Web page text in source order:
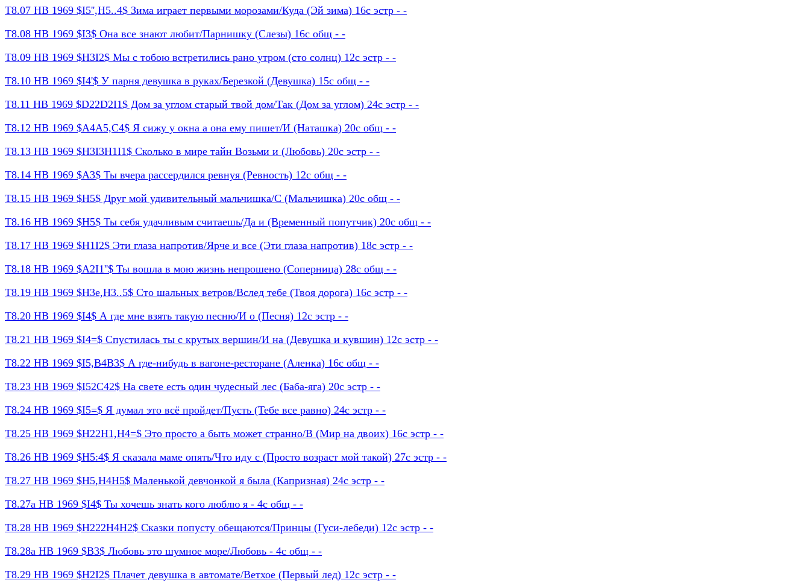
Т8.07 НВ 1969 $I5'',H5..4$ Зима играет первыми морозами/Куда (Эй зима) 16с эстр - -
Т8.08 НВ 1969 $I3$ Она все знают любит/Парнишку (Слезы) 16с общ - -
Т8.09 НВ 1969 $H3I2$ Мы с тобою встретились рано утром (сто солнц) 12с эстр - -
Т8.10 НВ 1969 $I4'$ У парня девушка в руках/Березкой (Девушка) 15с общ - -
Т8.11 НВ 1969 $D22D2I1$ Дом за углом старый твой дом/Так (Дом за углом) 24с эстр - -
Т8.12 НВ 1969 $A4A5,C4$ Я сижу у окна а она ему пишет/И (Наташка) 20с общ - -
Т8.13 НВ 1969 $H3I3H1I1$ Сколько в мире тайн Возьми и (Любовь) 20с эстр - -
Т8.14 НВ 1969 $A3$ Ты вчера рассердился ревнуя (Ревность) 12с общ - -
Т8.15 НВ 1969 $H5$ Друг мой удивительный мальчишка/С (Мальчишка) 20с общ - -
Т8.16 НВ 1969 $H5$ Ты себя удачливым считаешь/Да и (Временный попутчик) 20с общ - -
Т8.17 НВ 1969 $H1I2$ Эти глаза напротив/Ярче и все (Эти глаза напротив) 18с эстр - -
Т8.18 НВ 1969 $A2I1''$ Ты вошла в мою жизнь непрошено (Соперница) 28с общ - -
Т8.19 НВ 1969 $H3e,H3..5$ Сто шальных ветров/Вслед тебе (Твоя дорога) 16с эстр - -
Т8.20 НВ 1969 $I4$ А где мне взять такую песню/И о (Песня) 12с эстр - -
Т8.21 НВ 1969 $I4=$ Спустилась ты с крутых вершин/И на (Девушка и кувшин) 12с эстр - -
Т8.22 НВ 1969 $I5,B4B3$ А где-нибудь в вагоне-ресторане (Аленка) 16с общ - -
Т8.23 НВ 1969 $I52C42$ На свете есть один чудесный лес (Баба-яга) 20с эстр - -
Т8.24 НВ 1969 $I5=$ Я думал это всё пройдет/Пусть (Тебе все равно) 24с эстр - -
Т8.25 НВ 1969 $H22H1,H4=$ Это просто а быть может странно/В (Мир на двоих) 16с эстр - -
Т8.26 НВ 1969 $H5:4$ Я сказала маме опять/Что иду с (Просто возраст мой такой) 27с эстр - -
Т8.27 НВ 1969 $H5,H4H5$ Маленькой девчонкой я была (Капризная) 24с эстр - -
Т8.27а НВ 1969 $I4$ Ты хочешь знать кого люблю я - 4с общ - -
Т8.28 НВ 1969 $H222H4H2$ Сказки попусту обещаются/Принцы (Гуси-лебеди) 12с эстр - -
Т8.28а НВ 1969 $B3$ Любовь это шумное море/Любовь - 4с общ - -
Т8.29 НВ 1969 $H2I2$ Плачет девушка в автомате/Ветхое (Первый лед) 12с эстр - -